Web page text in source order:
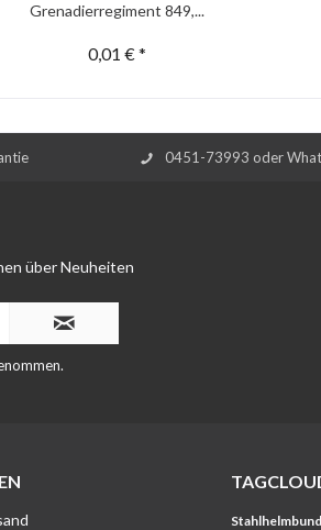
Grenadierregiment 849,...
0,01 € *
0451-73993 oder
über Neuheiten
Stahlhelmbund